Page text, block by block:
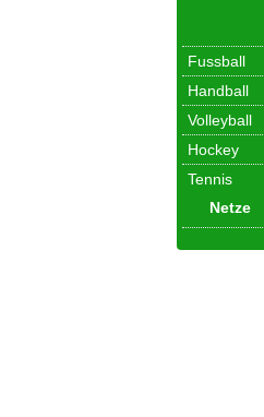
Fussball
Handball
Volleyball
Hockey
Tennis
Netze